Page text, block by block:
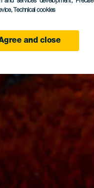
, Technical cookies
and close